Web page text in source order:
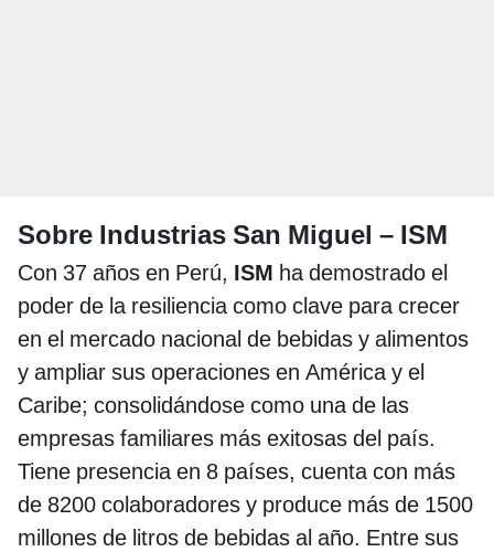
Sobre Industrias San Miguel – ISM
Con 37 años en Perú, ISM ha demostrado el
poder de la resiliencia como clave para crecer
en el mercado nacional de bebidas y alimentos
y ampliar sus operaciones en América y el
Caribe; consolidándose como una de las
empresas familiares más exitosas del país.
Tiene presencia en 8 países, cuenta con más
de 8200 colaboradores y produce más de 1500
millones de litros de bebidas al año. Entre sus